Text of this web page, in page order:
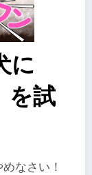
に
を試
なさい！